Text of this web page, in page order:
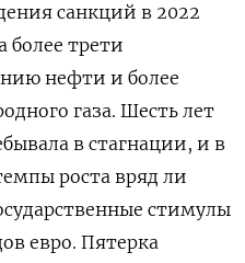
санкций в 2022
более трети
нефти и более
газа. Шесть лет
в стагнации, и в
роста ‌вряд ли
стимулы
евро. Пятерка